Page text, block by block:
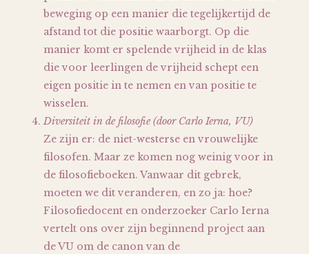
beweging op een manier die tegelijkertijd de
afstand tot die positie waarborgt. Op die
manier komt er spelende vrijheid in de klas
die voor leerlingen de vrijheid schept een
eigen positie in te nemen en van positie te
wisselen.
Diversiteit in de filosofie (door Carlo Ierna, VU)
Ze zijn er: de niet-westerse en vrouwelijke
filosofen. Maar ze komen nog weinig voor in
de filosofieboeken. Vanwaar dit gebrek,
moeten we dit veranderen, en zo ja: hoe?
Filosofiedocent en onderzoeker Carlo Ierna
vertelt ons over zijn beginnend project aan
de VU om de canon van de